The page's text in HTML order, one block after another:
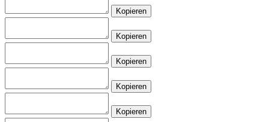
Kopieren
Kopieren
Kopieren
Kopieren
Kopieren